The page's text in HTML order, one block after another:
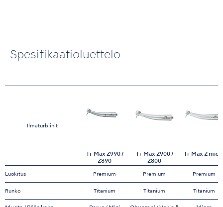
Spesifikaatioluettelo
Ilmaturbiinit
Luokitus
Runko
Ti-Max Z990 /
Z890
Premium
Titanium
Ti-Max Z900 /
Z800
Premium
Titanium
Ti-Max Z
Premium
Titanium